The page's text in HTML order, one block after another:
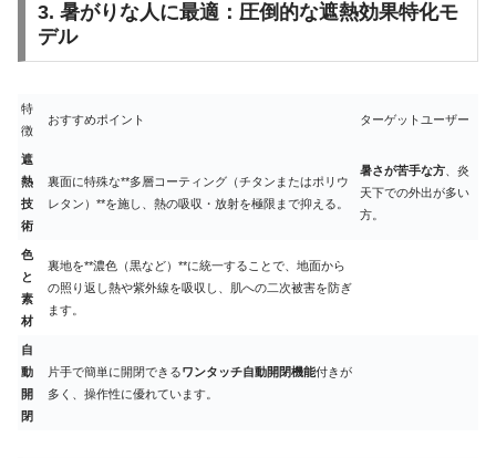
3. 暑がりな人に最適：圧倒的な遮熱効果特化モ
デル
特
徴
おすすめポイント ターゲットユーザー
遮
熱
技
術
裏面に特殊な**多層コーティング（チタンまたはポリウ
レタン）**を施し、熱の吸収・放射を極限まで抑える。
暑さが苦手な方 、炎
天下での外出が多い
方。
色
と
素
材
裏地を**濃色（黒など）**に統一することで、地面から
の照り返し熱や紫外線を吸収し、肌への二次被害を防ぎ
ます。
自
動
開
閉
片手で簡単に開閉できるワンタッチ自動開閉機能付きが
多く、操作性に優れています。